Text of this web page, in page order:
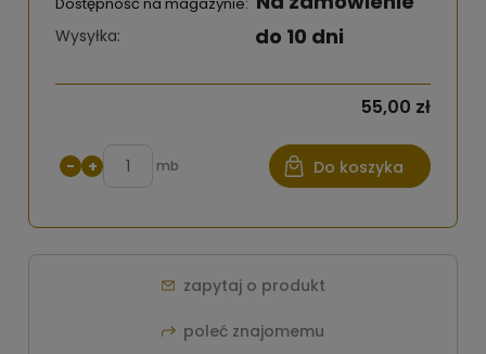
Wysyłka: do 10 dni
55,00 zł
− + mb Do koszyka
zapytaj o produkt
poleć znajomemu